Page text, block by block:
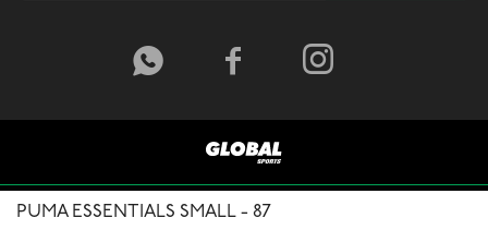
PUMA ESSENTIALS SMALL - 87
  